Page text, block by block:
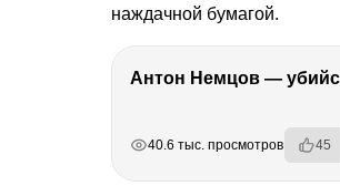
наждачной бумагой.
40.6 тыс. просмотров 45